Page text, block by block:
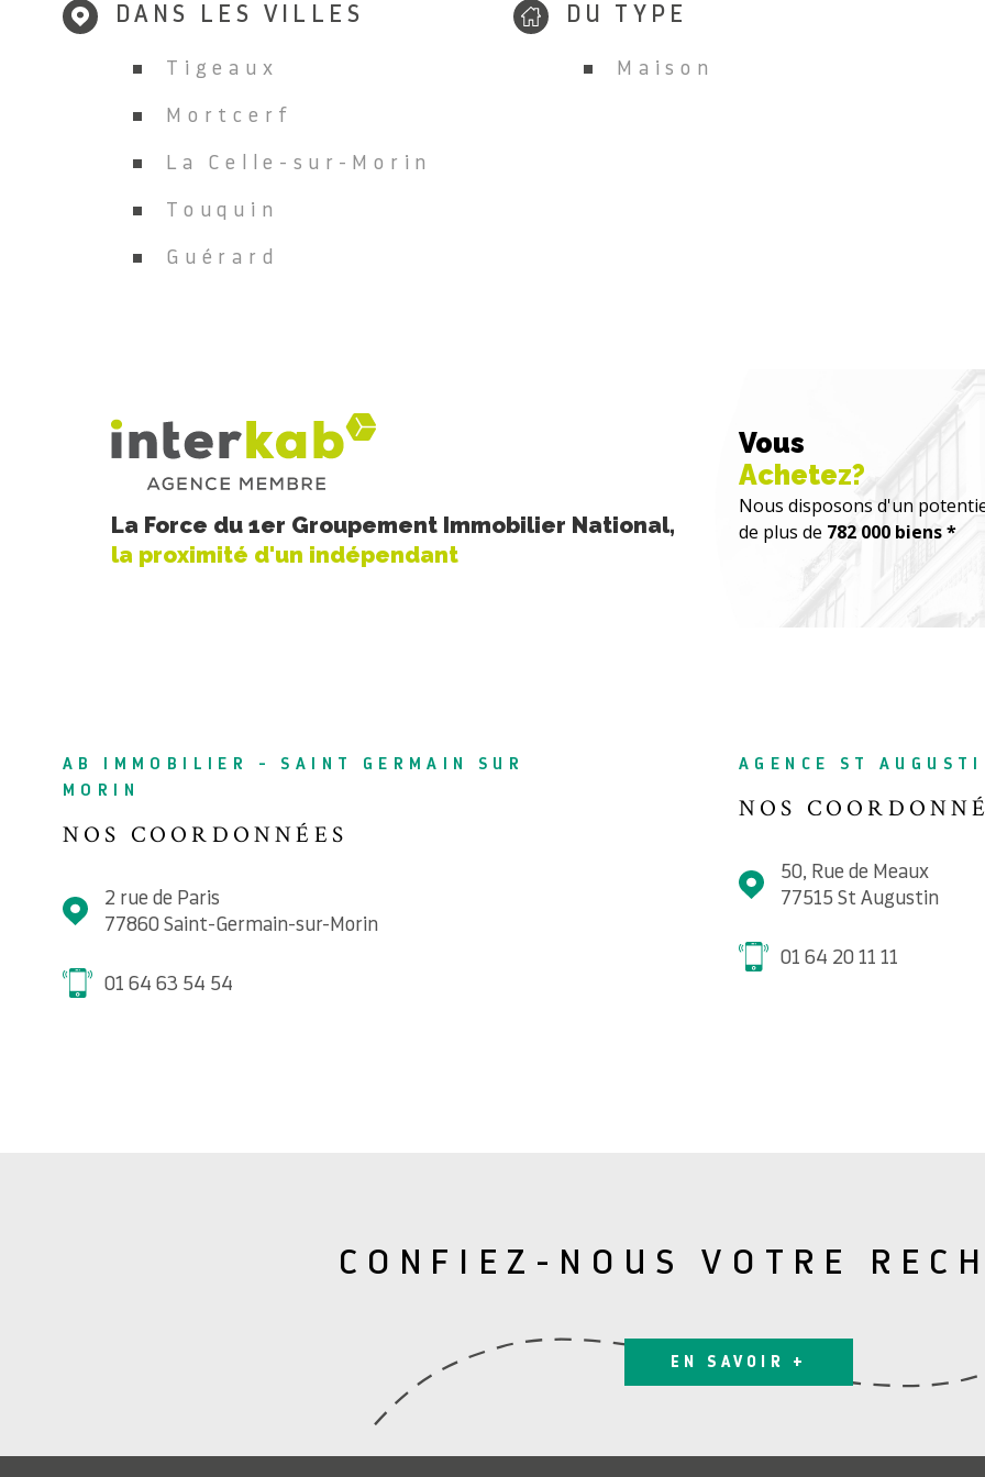
DANS LES VILLES
Tigeaux
Mortcerf
La Celle-sur-Morin
Touquin
Guérard
DU TYPE
Maison
La Force du 1er Groupement Immobilier National,
la proximité d'un indépendant
Vous
Achetez?
Nous disposons d'un
de plus de 782 000 biens *
AB IMMOBILIER - SAINT GERMAIN SUR
MORIN
NOS COORDONNÉES
2 rue de Paris
77860
Saint-Germain-sur-Morin
01 64 63 54 54
AGENCE ST
NOS
50, Rue de Meaux
77515
St Augustin
01 64 20 11 11
CONFIEZ-NOUS VOTRE
EN SAVOIR +